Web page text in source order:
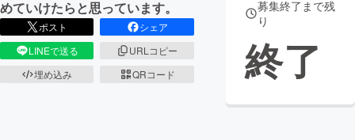
めていけたらと思っています。
ポスト
シェア
LINEで送る
URLコピー
埋め込み
QRコード
募集終了まで残
り
終了